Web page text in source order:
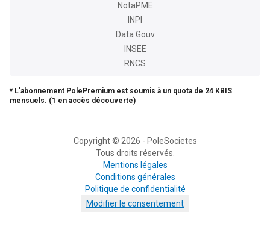
NotaPME
INPI
Data Gouv
INSEE
RNCS
* L'abonnement PolePremium est soumis à un quota de 24 KBIS
mensuels. (1 en accès découverte)
Copyright © 2026 - PoleSocietes
Tous droits réservés.
Mentions légales
Conditions générales
Politique de confidentialité
Modifier le consentement